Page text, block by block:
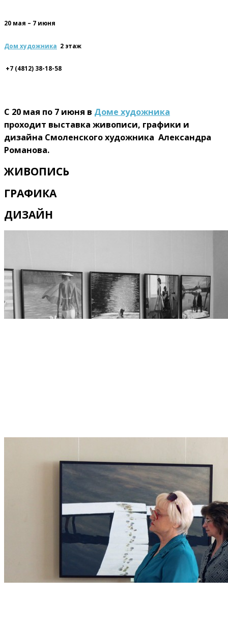
20 мая – 7 июня
Дом художника 2 этаж
+7 (4812) 38-18-58
С 20 мая по 7 июня в Доме художника
проходит выставка живописи, графики и
дизайна Смоленского художника Александра
Романова.
ЖИВОПИСЬ
ГРАФИКА
ДИЗАЙН